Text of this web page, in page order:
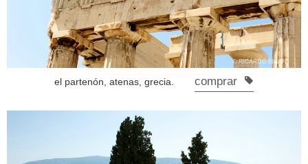
el partenón, atenas, grecia. comprar